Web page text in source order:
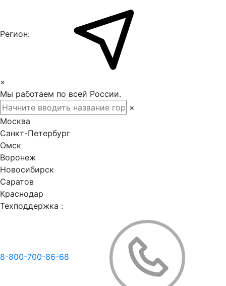
Регион:
×
Мы работаем по всей России.
×
Москва
Санкт-Петербург
Омск
Воронеж
Новосибирск
Саратов
Краснодар
Техподдержка :
8-800-700-86-68